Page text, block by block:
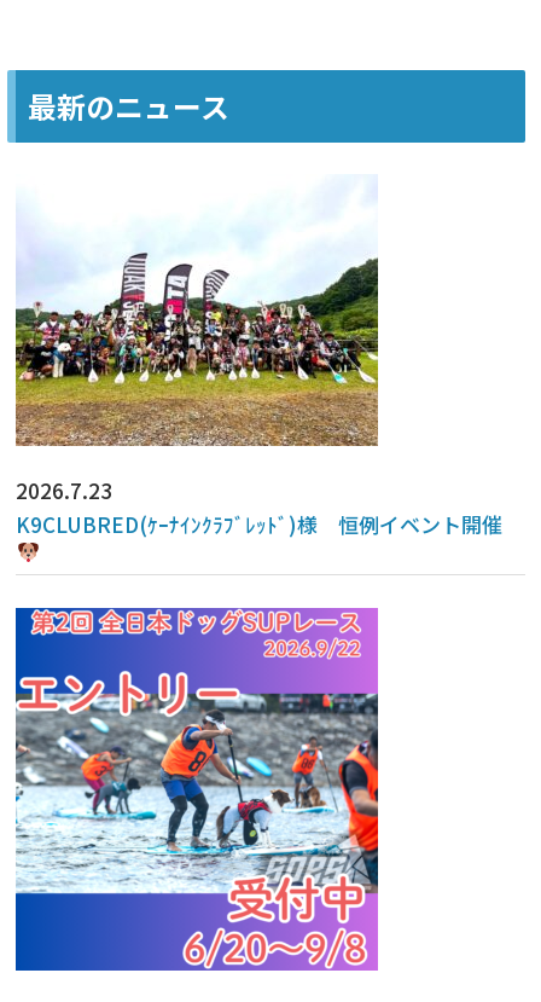
最新のニュース
2026.7.23
K9CLUBRED(ｹｰﾅｲﾝｸﾗﾌﾞﾚｯﾄﾞ)様 恒例イベント開催